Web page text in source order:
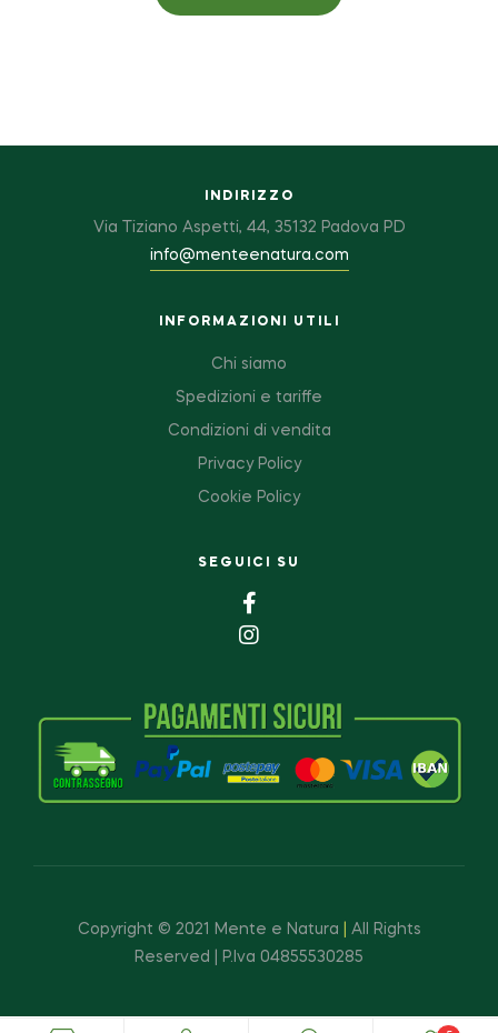
INDIRIZZO
Via Tiziano Aspetti, 44, 35132 Padova PD
info@menteenatura.com
INFORMAZIONI UTILI
Chi siamo
Spedizioni e tariffe
Condizioni di vendita
Privacy Policy
Cookie Policy
SEGUICI SU
Copyright © 2021 Mente e Natura
All Rights
Reserved | P.Iva 04855530285